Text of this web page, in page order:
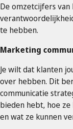
De omzetcijfers
te hebben.
Marketing
Je wilt dat klanten
over hebben. Dit
communicatie
bieden hebt, hoe
en wat ze kunnen